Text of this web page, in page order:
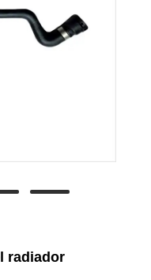
radiador